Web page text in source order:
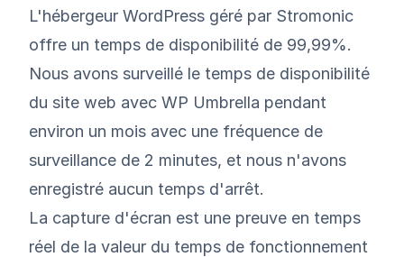
L'hébergeur WordPress géré par Stromonic
offre un temps de disponibilité de 99,99%.
Nous avons surveillé le temps de disponibilité
du site web avec WP Umbrella pendant
environ un mois avec une fréquence de
surveillance de 2 minutes, et nous n'avons
enregistré aucun temps d'arrêt.
La capture d'écran est une preuve en temps
réel de la valeur du temps de fonctionnement